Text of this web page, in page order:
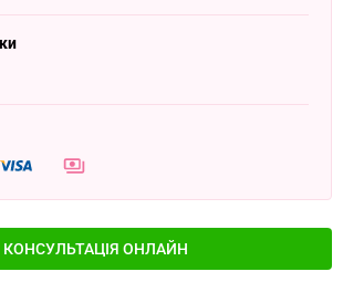
КОНСУЛЬТАЦІЯ ОНЛАЙН